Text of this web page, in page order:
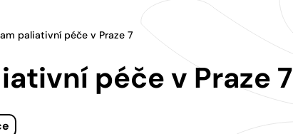
paliativní péče v Praze 7
péče v Praze 7